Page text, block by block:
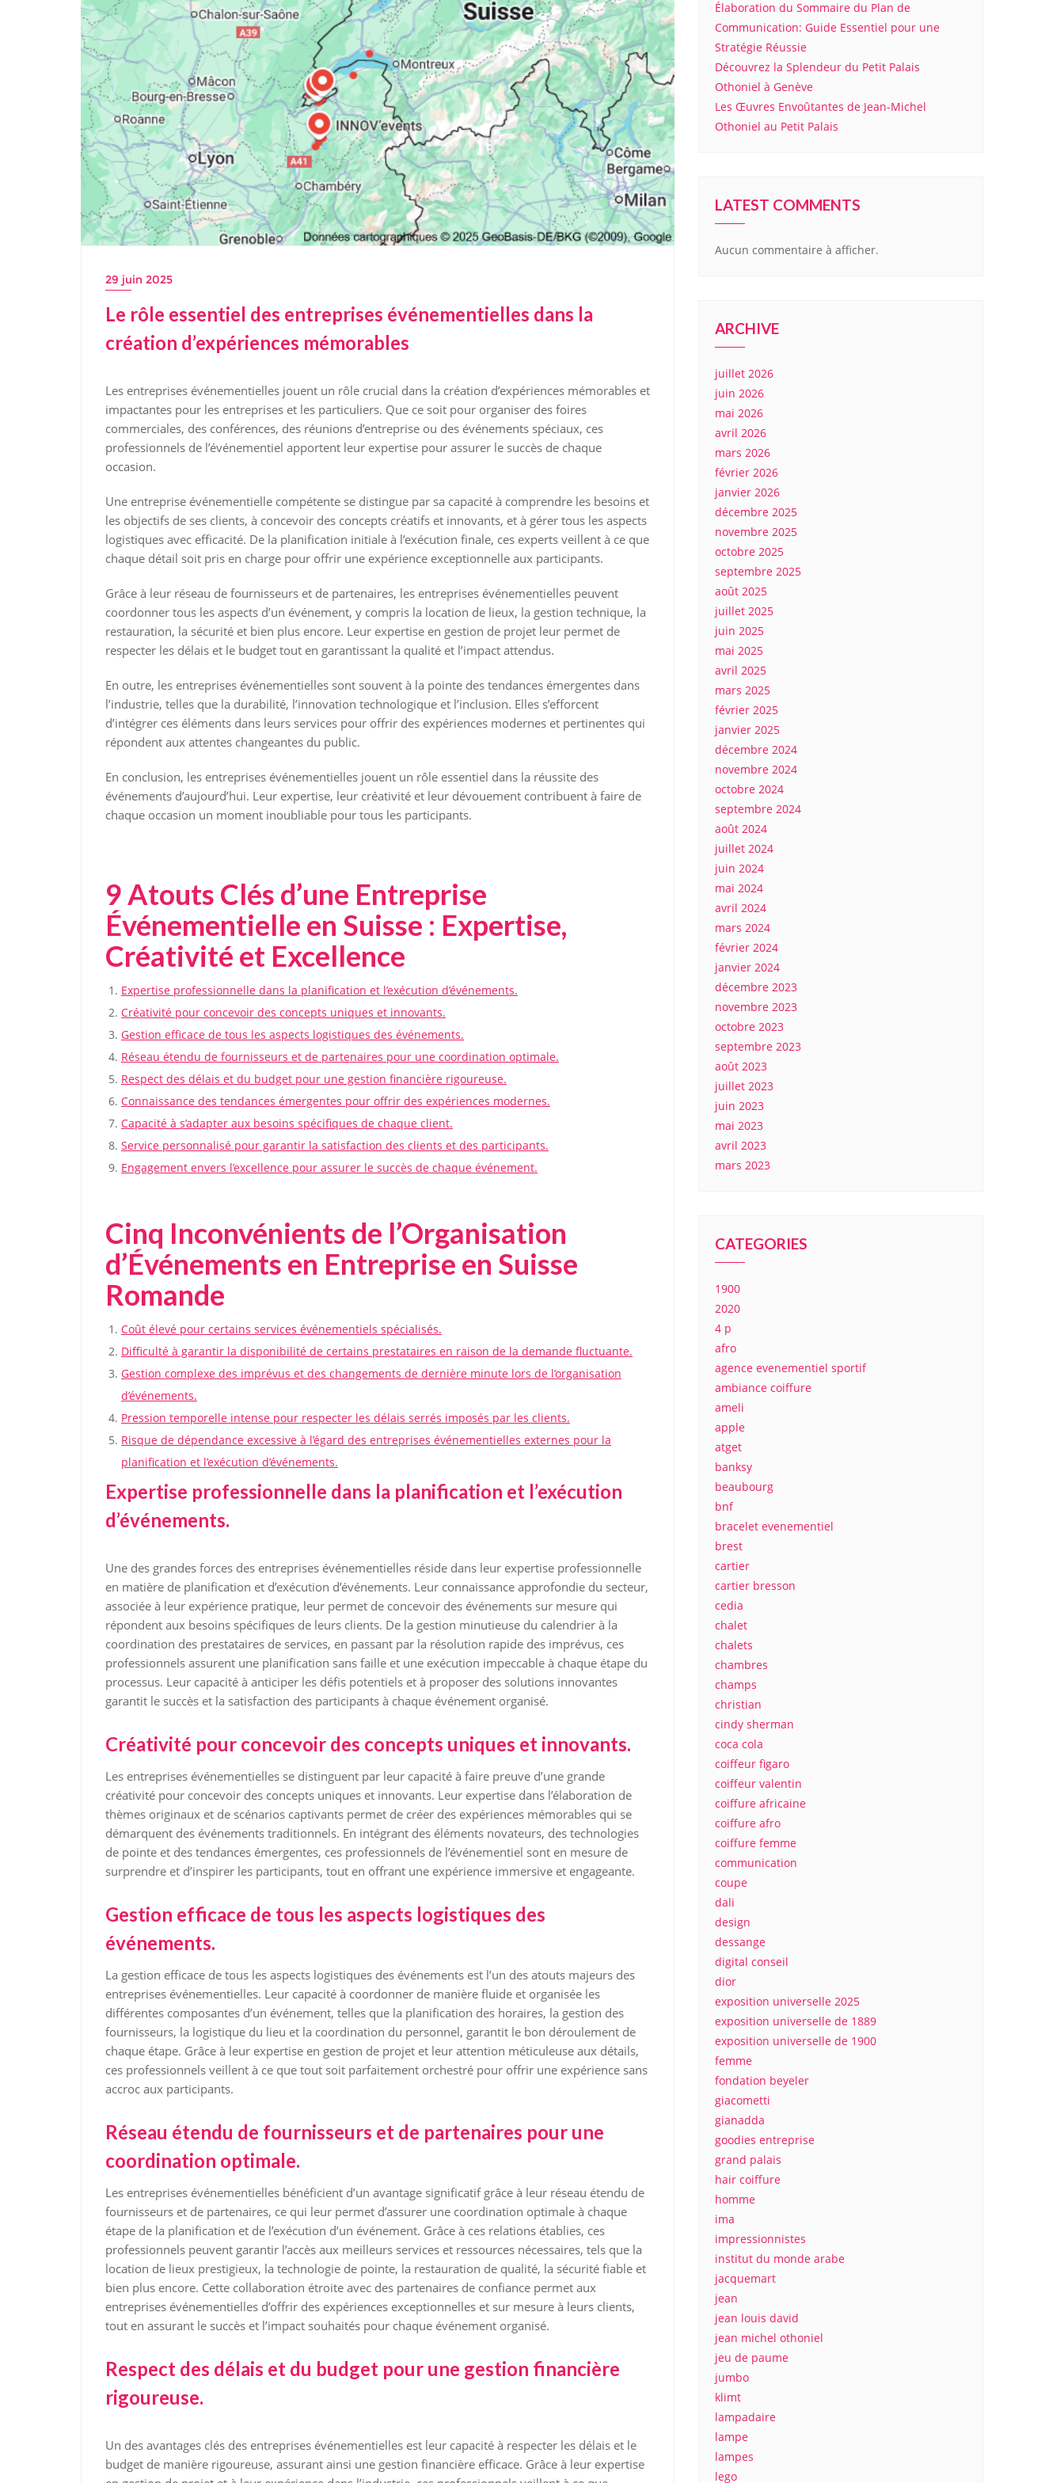
29 juin 2025
Le rôle essentiel des entreprises événementielles dans la
création d’expériences mémorables
Les entreprises événementielles jouent un rôle crucial dans la création d’expériences mémorables et
impactantes pour les entreprises et les particuliers. Que ce soit pour organiser des foires
commerciales, des conférences, des réunions d’entreprise ou des événements spéciaux, ces
professionnels de l’événementiel apportent leur expertise pour assurer le succès de chaque
occasion.
Une entreprise événementielle compétente se distingue par sa capacité à comprendre les besoins et
les objectifs de ses clients, à concevoir des concepts créatifs et innovants, et à gérer tous les aspects
logistiques avec efficacité. De la planification initiale à l’exécution finale, ces experts veillent à ce que
chaque détail soit pris en charge pour offrir une expérience exceptionnelle aux participants.
Grâce à leur réseau de fournisseurs et de partenaires, les entreprises événementielles peuvent
coordonner tous les aspects d’un événement, y compris la location de lieux, la gestion technique, la
restauration, la sécurité et bien plus encore. Leur expertise en gestion de projet leur permet de
respecter les délais et le budget tout en garantissant la qualité et l’impact attendus.
En outre, les entreprises événementielles sont souvent à la pointe des tendances émergentes dans
l’industrie, telles que la durabilité, l’innovation technologique et l’inclusion. Elles s’efforcent
d’intégrer ces éléments dans leurs services pour offrir des expériences modernes et pertinentes qui
répondent aux attentes changeantes du public.
En conclusion, les entreprises événementielles jouent un rôle essentiel dans la réussite des
événements d’aujourd’hui. Leur expertise, leur créativité et leur dévouement contribuent à faire de
chaque occasion un moment inoubliable pour tous les participants.
9 Atouts Clés d’une Entreprise
Événementielle en Suisse : Expertise,
Créativité et Excellence
Expertise professionnelle dans la planification et l’exécution d’événements.
Créativité pour concevoir des concepts uniques et innovants.
Gestion efficace de tous les aspects logistiques des événements.
Réseau étendu de fournisseurs et de partenaires pour une coordination optimale.
Respect des délais et du budget pour une gestion financière rigoureuse.
Connaissance des tendances émergentes pour offrir des expériences modernes.
Capacité à s’adapter aux besoins spécifiques de chaque client.
Service personnalisé pour garantir la satisfaction des clients et des participants.
Engagement envers l’excellence pour assurer le succès de chaque événement.
Cinq Inconvénients de l’Organisation
d’Événements en Entreprise en Suisse
Romande
Coût élevé pour certains services événementiels spécialisés.
Difficulté à garantir la disponibilité de certains prestataires en raison de la demande fluctuante.
Gestion complexe des imprévus et des changements de dernière minute lors de l’organisation
d’événements.
Pression temporelle intense pour respecter les délais serrés imposés par les clients.
Risque de dépendance excessive à l’égard des entreprises événementielles externes pour la
planification et l’exécution d’événements.
Expertise professionnelle dans la planification et l’exécution
d’événements.
Une des grandes forces des entreprises événementielles réside dans leur expertise professionnelle
en matière de planification et d’exécution d’événements. Leur connaissance approfondie du secteur,
associée à leur expérience pratique, leur permet de concevoir des événements sur mesure qui
répondent aux besoins spécifiques de leurs clients. De la gestion minutieuse du calendrier à la
coordination des prestataires de services, en passant par la résolution rapide des imprévus, ces
professionnels assurent une planification sans faille et une exécution impeccable à chaque étape du
processus. Leur capacité à anticiper les défis potentiels et à proposer des solutions innovantes
garantit le succès et la satisfaction des participants à chaque événement organisé.
Créativité pour concevoir des concepts uniques et innovants.
Les entreprises événementielles se distinguent par leur capacité à faire preuve d’une grande
créativité pour concevoir des concepts uniques et innovants. Leur expertise dans l’élaboration de
thèmes originaux et de scénarios captivants permet de créer des expériences mémorables qui se
démarquent des événements traditionnels. En intégrant des éléments novateurs, des technologies
de pointe et des tendances émergentes, ces professionnels de l’événementiel sont en mesure de
surprendre et d’inspirer les participants, tout en offrant une expérience immersive et engageante.
Gestion efficace de tous les aspects logistiques des
événements.
La gestion efficace de tous les aspects logistiques des événements est l’un des atouts majeurs des
entreprises événementielles. Leur capacité à coordonner de manière fluide et organisée les
différentes composantes d’un événement, telles que la planification des horaires, la gestion des
fournisseurs, la logistique du lieu et la coordination du personnel, garantit le bon déroulement de
chaque étape. Grâce à leur expertise en gestion de projet et leur attention méticuleuse aux détails,
ces professionnels veillent à ce que tout soit parfaitement orchestré pour offrir une expérience sans
accroc aux participants.
Réseau étendu de fournisseurs et de partenaires pour une
coordination optimale.
Les entreprises événementielles bénéficient d’un avantage significatif grâce à leur réseau étendu de
fournisseurs et de partenaires, ce qui leur permet d’assurer une coordination optimale à chaque
étape de la planification et de l’exécution d’un événement. Grâce à ces relations établies, ces
professionnels peuvent garantir l’accès aux meilleurs services et ressources nécessaires, tels que la
location de lieux prestigieux, la technologie de pointe, la restauration de qualité, la sécurité fiable et
bien plus encore. Cette collaboration étroite avec des partenaires de confiance permet aux
entreprises événementielles d’offrir des expériences exceptionnelles et sur mesure à leurs clients,
tout en assurant le succès et l’impact souhaités pour chaque événement organisé.
Respect des délais et du budget pour une gestion financière
rigoureuse.
Un des avantages clés des entreprises événementielles est leur capacité à respecter les délais et le
budget de manière rigoureuse, assurant ainsi une gestion financière efficace. Grâce à leur expertise
Élaboration du Sommaire du Plan de
Communication: Guide Essentiel pour une
Stratégie Réussie
Découvrez la Splendeur du Petit Palais
Othoniel à Genève
Les Œuvres Envoûtantes de Jean-Michel
Othoniel au Petit Palais
LATEST COMMENTS
Aucun commentaire à afficher.
ARCHIVE
juillet 2026
juin 2026
mai 2026
avril 2026
mars 2026
février 2026
janvier 2026
décembre 2025
novembre 2025
octobre 2025
septembre 2025
août 2025
juillet 2025
juin 2025
mai 2025
avril 2025
mars 2025
février 2025
janvier 2025
décembre 2024
novembre 2024
octobre 2024
septembre 2024
août 2024
juillet 2024
juin 2024
mai 2024
avril 2024
mars 2024
février 2024
janvier 2024
décembre 2023
novembre 2023
octobre 2023
septembre 2023
août 2023
juillet 2023
juin 2023
mai 2023
avril 2023
mars 2023
CATEGORIES
1900
2020
4 p
afro
agence evenementiel sportif
ambiance coiffure
ameli
apple
atget
banksy
beaubourg
bnf
bracelet evenementiel
brest
cartier
cartier bresson
cedia
chalet
chalets
chambres
champs
christian
cindy sherman
coca cola
coiffeur figaro
coiffeur valentin
coiffure africaine
coiffure afro
coiffure femme
communication
coupe
dali
design
dessange
digital conseil
dior
exposition universelle 2025
exposition universelle de 1889
exposition universelle de 1900
femme
fondation beyeler
giacometti
gianadda
goodies entreprise
grand palais
hair coiffure
homme
ima
impressionnistes
institut du monde arabe
jacquemart
jean
jean louis david
jean michel othoniel
jeu de paume
jumbo
klimt
lampadaire
lampe
lampes
lego